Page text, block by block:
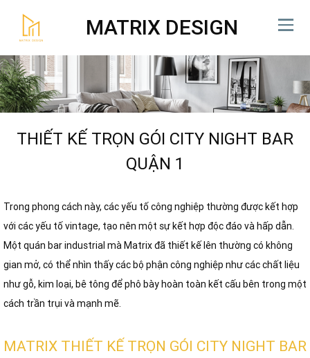
MATRIX DESIGN
THIẾT KẾ TRỌN GÓI CITY NIGHT BAR
QUẬN 1
Trong phong cách này, các yếu tố công nghiệp thường được kết hợp
với các yếu tố vintage, tạo nên một sự kết hợp độc đáo và hấp dẫn.
Một quán bar industrial mà Matrix đã thiết kế lên thường có không
gian mở, có thể nhìn thấy các bộ phận công nghiệp như các chất liệu
như gỗ, kim loại, bê tông để phô bày hoàn toàn kết cấu bên trong một
cách trần trụi và mạnh mẽ.
MATRIX THIẾT KẾ TRỌN GÓI CITY NIGHT BAR